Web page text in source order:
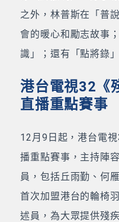
之外，林普斯在「普
會的暖心和勵志故事
識」；還有「點將錄
港台電視32《
直播重點賽事
12月9日起，港台電視
播重點賽事，主持陣
員，包括丘雨勤、何
首次加盟港台的輪椅
述員，為大眾提供殘